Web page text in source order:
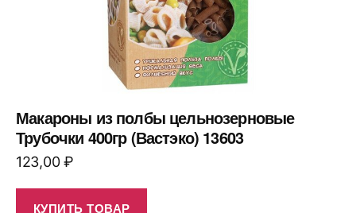
Макароны из полбы цельнозерновые
Трубочки 400гр (Вастэко) 13603
123,00₽
КУПИТЬ ТОВАР